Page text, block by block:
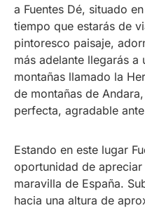
a Fuentes Dé, situado
tiempo que estarás de
pintoresco paisaje,
más adelante llegarás a
montañas llamado la
de montañas de
perfecta, agradable
Estando en este lugar
oportunidad de
maravilla de España.
hacia una altura de